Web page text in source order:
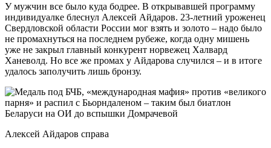
У мужчин все было куда бодрее. В открывавшей программу
индивидуалке блеснул Алексей Айдаров. 23-летний уроженец
Свердловской области России мог взять и золото – надо было
не промахнуться на последнем рубеже, когда одну мишень
уже не закрыл главный конкурент норвежец Халвард
Ханеволд. Но все же промах у Айдарова случился – и в итоге
удалось заполучить лишь бронзу.
Алексей Айдаров справа